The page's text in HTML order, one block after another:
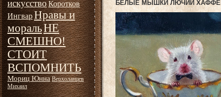
искусство Коротков
ИнгварНравы и
моральНЕ
СМЕШНО!
СТОИТ
ВСПОМНИТЬ
Мориц Юнна Верхоланцев
Михаил
БЕЛЫЕ МЫШКИ ЛЮЧИИ